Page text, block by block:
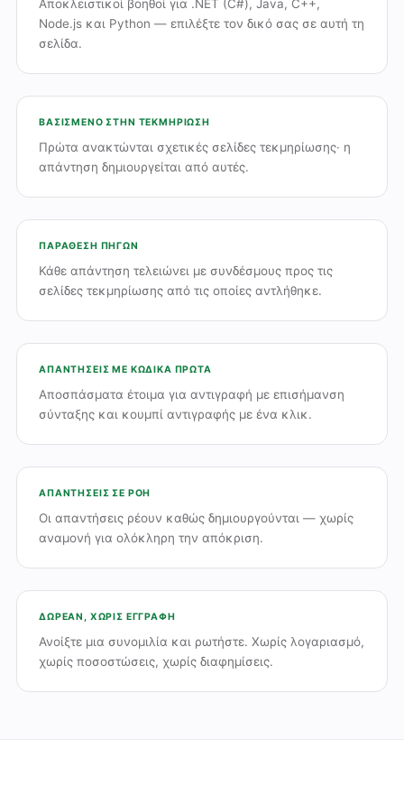
Αποκλειστικοί βοηθοί για .NET (C#), Java, C++,
Node.js και Python — επιλέξτε τον δικό σας σε αυτή τη
σελίδα.
ΒΑΣΙΣΜΈΝΟ ΣΤΗΝ ΤΕΚΜΗΡΊΩΣΗ
Πρώτα ανακτώνται σχετικές σελίδες τεκμηρίωσης· η
απάντηση δημιουργείται από αυτές.
ΠΑΡΆΘΕΣΗ ΠΗΓΏΝ
Κάθε απάντηση τελειώνει με συνδέσμους προς τις
σελίδες τεκμηρίωσης από τις οποίες αντλήθηκε.
ΑΠΑΝΤΉΣΕΙΣ ΜΕ ΚΏΔΙΚΑ ΠΡΏΤΑ
Αποσπάσματα έτοιμα για αντιγραφή με επισήμανση
σύνταξης και κουμπί αντιγραφής με ένα κλικ.
ΑΠΑΝΤΉΣΕΙΣ ΣΕ ΡΟΉ
Οι απαντήσεις ρέουν καθώς δημιουργούνται — χωρίς
αναμονή για ολόκληρη την απόκριση.
ΔΩΡΕΆΝ, ΧΩΡΊΣ ΕΓΓΡΑΦΉ
Ανοίξτε μια συνομιλία και ρωτήστε. Χωρίς λογαριασμό,
χωρίς ποσοστώσεις, χωρίς διαφημίσεις.